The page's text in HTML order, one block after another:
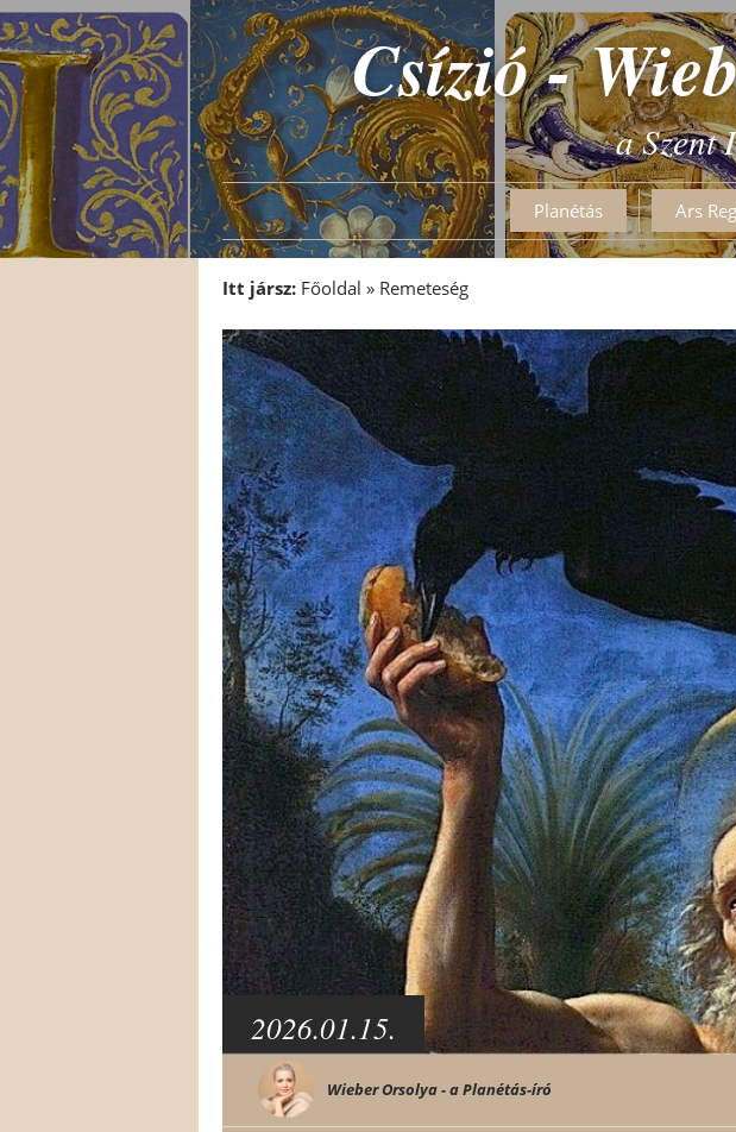
Csízió -
a Szent
Planétás Ars
Itt jársz: Főoldal » Remeteség
2026.01.15.
Wieber Orsolya - a Planétás-író